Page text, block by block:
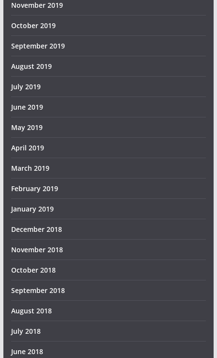
November 2019
October 2019
September 2019
August 2019
July 2019
June 2019
May 2019
April 2019
March 2019
February 2019
January 2019
December 2018
November 2018
October 2018
September 2018
August 2018
July 2018
June 2018